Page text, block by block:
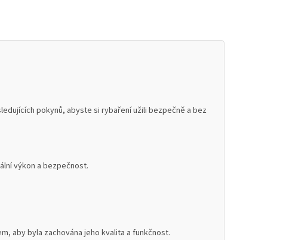
pokynů, abyste si rybaření užili bezpečně a bez
výkon a bezpečnost.
aby byla zachována jeho kvalita a funkčnost.